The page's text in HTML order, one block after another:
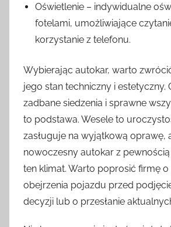
Oświetlenie – indywidualne
fotelami, umożliwiające
korzystanie z telefonu.
Wybierając autokar, warto
jego stan techniczny i estetyczny.
zadbane siedzenia i sprawne
to podstawa. Wesele to
zasługuje na wyjątkową oprawę,
nowoczesny autokar z
ten klimat. Warto poprosić firmę
obejrzenia pojazdu przed
decyzji lub o przesłanie